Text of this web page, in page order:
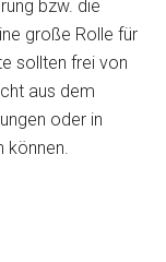
bzw. die
große Rolle für
sollten frei von
aus dem
oder in